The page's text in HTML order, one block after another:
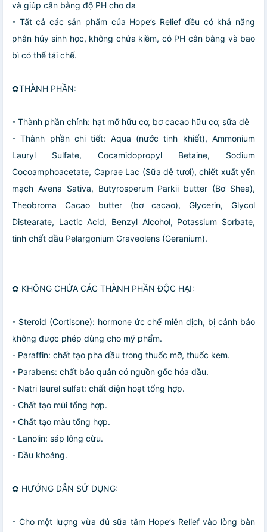
và giúp cân bằng độ PH cho da
- Tất cả các sản phẩm của Hope’s Relief đều có khả năng
phân hủy sinh học, không chứa kiềm, có PH cân bằng và bao
bì có thể tái chế.
✿THÀNH PHẦN:
- Thành phần chính: hạt mỡ hữu cơ, bơ cacao hữu cơ, sữa dê
- Thành phần chi tiết: Aqua (nước tinh khiết), Ammonium
Lauryl Sulfate, Cocamidopropyl Betaine, Sodium
Cocoamphoacetate, Caprae Lac (Sữa dê tươi), chiết xuất yến
mạch Avena Sativa, Butyrosperum Parkii butter (Bơ Shea),
Theobroma Cacao butter (bơ cacao), Glycerin, Glycol
Distearate, Lactic Acid, Benzyl Alcohol, Potassium Sorbate,
tinh chất dầu Pelargonium Graveolens (Geranium).
✿ KHÔNG CHỨA CÁC THÀNH PHẦN ĐỘC HẠI:
- Steroid (Cortisone): hormone ức chế miễn dịch, bị cảnh báo
không được phép dùng cho mỹ phẩm.
- Paraffin: chất tạo pha dầu trong thuốc mỡ, thuốc kem.
- Parabens: chất bảo quản có nguồn gốc hóa dầu.
- Natri laurel sulfat: chất diện hoạt tổng hợp.
- Chất tạo mùi tổng hợp.
- Chất tạo màu tổng hợp.
- Lanolin: sáp lông cừu.
- Dầu khoáng.
✿ HƯỚNG DẪN SỬ DỤNG:
- Cho một lượng vừa đủ sữa tắm Hope’s Relief vào lòng bàn